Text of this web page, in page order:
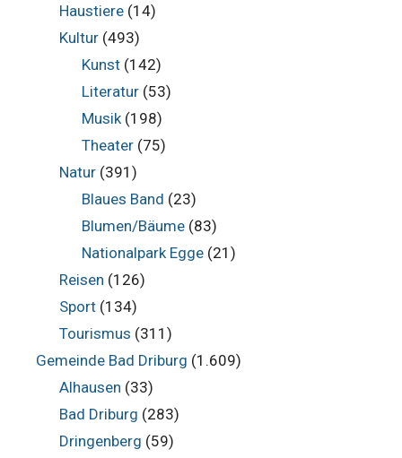
Haustiere(14)
Kultur(493)
Kunst (142)
Literatur (53)
Musik(198)
Theater (75)
Natur(391)
Blaues Band (23)
Blumen/Bäume (83)
Nationalpark Egge (21)
Reisen (126)
Sport(134)
Tourismus (311)
Gemeinde Bad Driburg (1.609)
Alhausen (33)
Bad Driburg (283)
Dringenberg (59)